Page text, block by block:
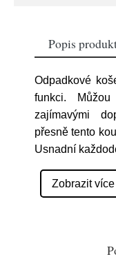
Popis
Odpadkové
funkci.
zajímavými
přesně tento
Usnadní
Zobrazit více